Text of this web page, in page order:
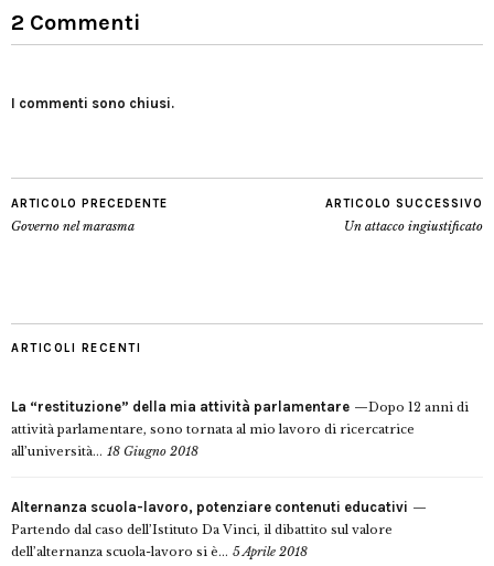
2 Commenti
I commenti sono chiusi.
ARTICOLO PRECEDENTE
Governo nel marasma
ARTICOLO SUCCESSIVO
Un attacco ingiustificato
ARTICOLI RECENTI
La “restituzione” della mia attività parlamentare
Dopo 12 anni di
attività parlamentare, sono tornata al mio lavoro di ricercatrice
all’università... 18 Giugno 2018
Alternanza scuola-lavoro, potenziare contenuti educativi
Partendo dal caso dell’Istituto Da Vinci, il dibattito sul valore
dell’alternanza scuola-lavoro si è... 5 Aprile 2018